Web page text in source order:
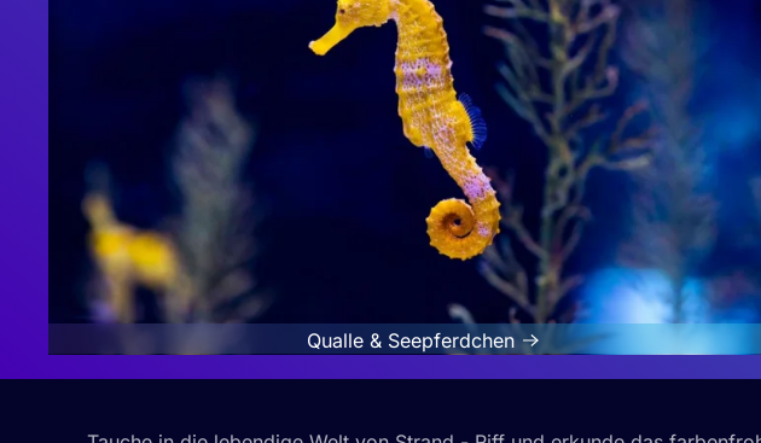
Qualle & Seepferdchen